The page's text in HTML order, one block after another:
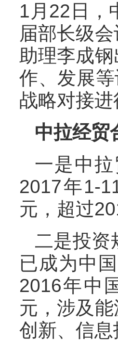
1月22日，
届部长级
助理李成
作、发展
战略对接
中拉经贸
一是中
2017年1-
元，超过
二是投资
已成为中
2016年中
元，涉及
创新、信